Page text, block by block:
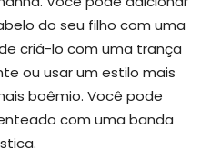
do seu filho com uma
criá-lo com uma trança
ou usar um estilo mais
boêmio. Você pode
com uma banda